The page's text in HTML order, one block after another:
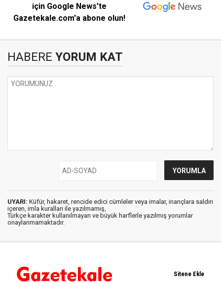
için Google News'te
Gazetekale.com'a abone olun!
HABERE YORUM KAT
UYARI: Küfür, hakaret, rencide edici cümleler veya imalar, inançlara saldırı
içeren, imla kuralları ile yazılmamış,
Türkçe karakter kullanılmayan ve büyük harflerle yazılmış yorumlar
onaylanmamaktadır.